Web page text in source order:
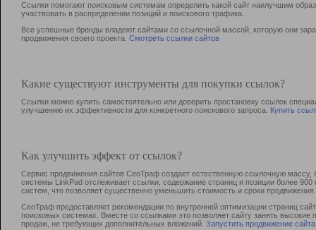
Ссылки помогают поисковым системам определить какой сайт наилучшим
участвовать в раcпределении позиций и поискового трафика.
Все успешные бренды владеют сайтами со ссылочной массой, которую они
продвижения своего проекта. Смотреть ссылки сайтов
Какие существуют инструменты для покупки ссылок?
Ссылки можно купить самостоятельно или доверить простановку ссылок
улучшению их эффективности для конкретного поискового запроса. Купить
Как улучшить эффект от ссылок?
Сервис продвижения сайтов СеоТраф создает естественную ссылочную
системы LinkPad отслеживает ссылки, содержание страниц и позиции более
систем, что позволяет существенно уменьшить стоимость и сроки продвижения.
СеоТраф предоставляет рекомендации по внутренней оптимизации страниц
поисковых системах. Вместе со ссылками это позволяет сайту занять
продаж, не требующих дополнительных вложений. Запустить продвижение сайта